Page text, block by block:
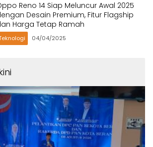
Reno 14 Siap Meluncur Awal 2025
Desain Premium, Fitur Flagship
Harga Tetap Ramah
04/04/2025